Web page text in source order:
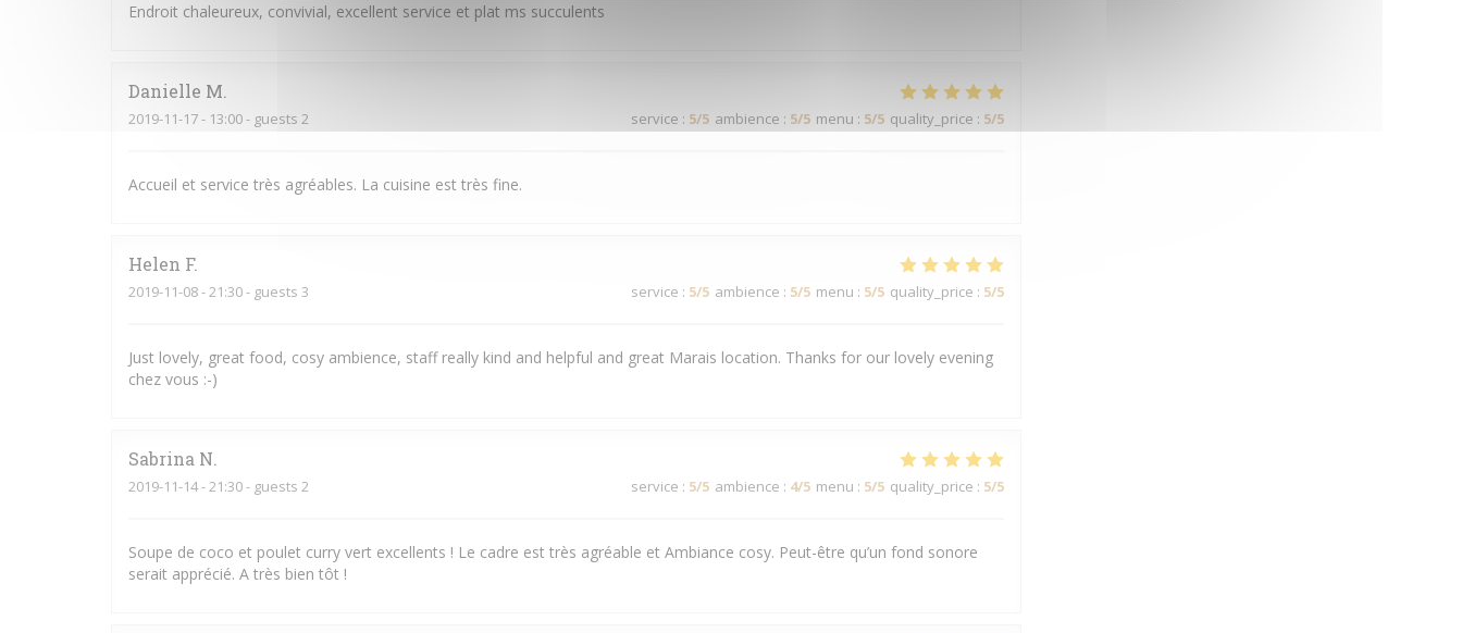
Endroit chaleureux, convivial, excellent service et plat ms succulents
Danielle M
2019-11-17- 13:00 - guests 2 service : 5/5 ambience : 5/5 menu : 5/5 quality_price : 5/5
Accueil et service très agréables. La cuisine est très fine.
Helen F
2019-11-08- 21:30 - guests 3 service : 5/5 ambience : 5/5 menu : 5/5 quality_price : 5/5
Just lovely, great food, cosy ambience, staff really kind and helpful and great Marais location. Thanks for our lovely evening
chez vous :-)
Sabrina N
2019-11-14- 21:30 - guests 2 service : 5/5 ambience : 4/5 menu : 5/5 quality_price : 5/5
Soupe de coco et poulet curry vert excellents ! Le cadre est très agréable et Ambiance cosy. Peut-être qu’un fond sonore
serait apprécié. A très bien tôt !